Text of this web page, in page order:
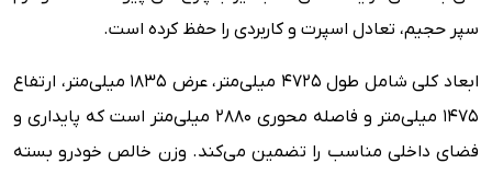
سپر حجیم، تعادل اسپرت و کاربردی را حفظ کرده است.
ابعاد کلی شامل طول ۴۷۲۵ میلی‌متر، عرض ۱۸۳۵ میلی‌متر، ارتفاع
۱۴۷۵ میلی‌متر و فاصله محوری ۲۸۸۰ میلی‌متر است که پایداری و
فضای داخلی مناسب را تضمین می‌کند. وزن خالص خودرو بسته